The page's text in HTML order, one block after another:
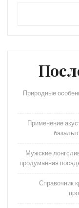
Природные
Применение
Мужские
продуманная
Справочник